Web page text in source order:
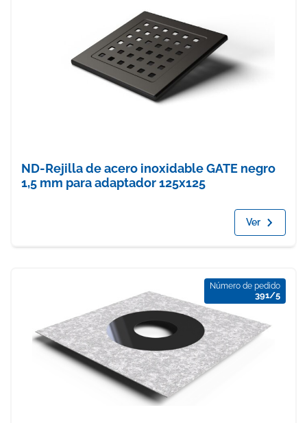
ND-Rejilla de acero inoxidable GATE negro
1,5 mm para adaptador 125x125
Ver
Número de pedido
391/5